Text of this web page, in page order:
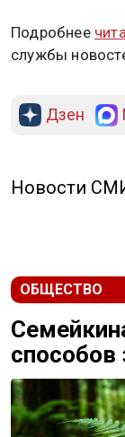
Подробнее
службы
Дзен
Новости
ОБЩЕСТВО